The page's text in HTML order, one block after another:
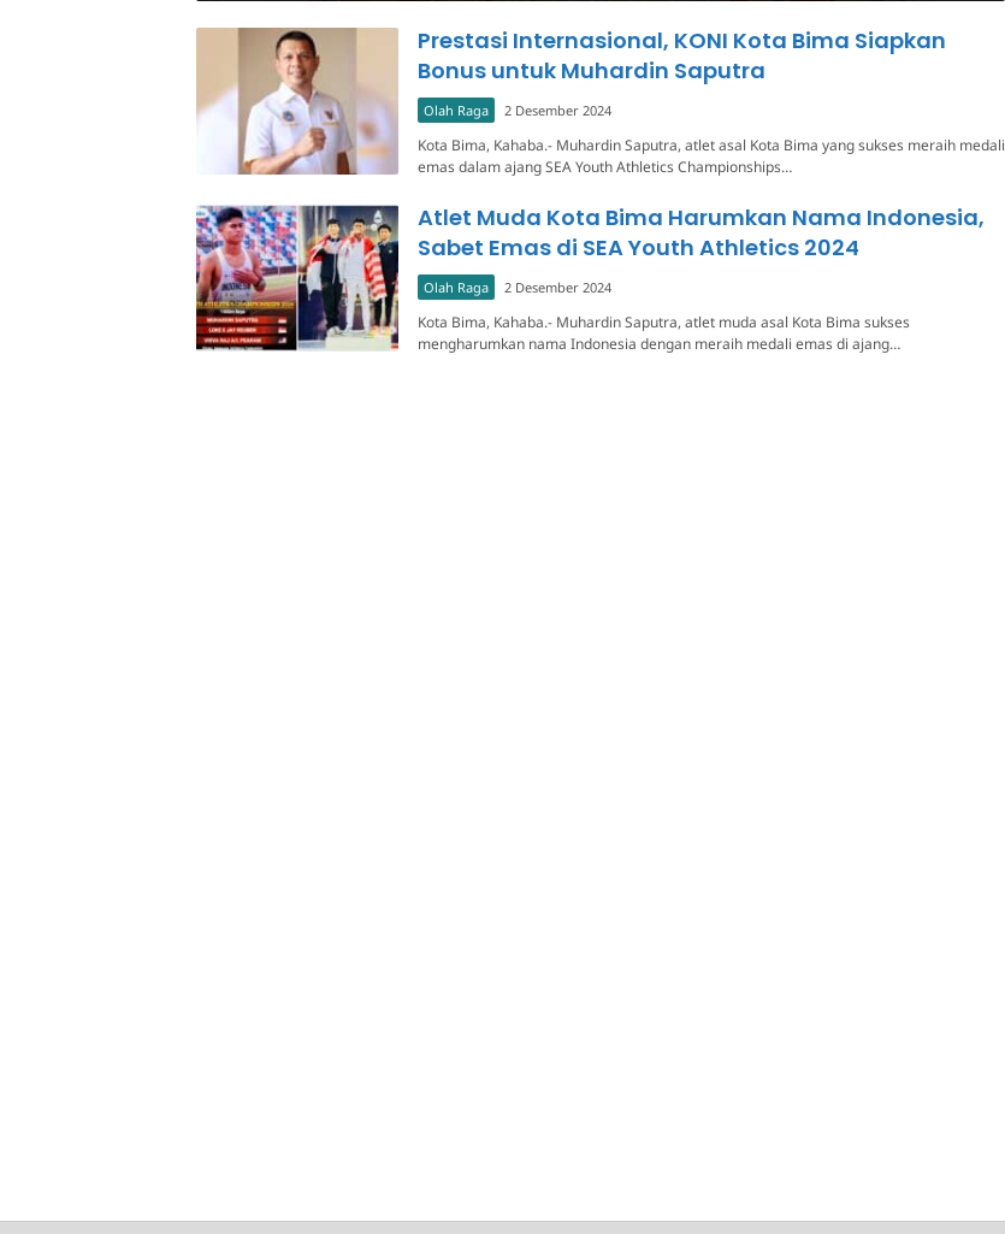
Prestasi Internasional, KONI Kota Bima Siapkan
Bonus untuk Muhardin Saputra
Olah Raga 2 Desember 2024
Kota Bima, Kahaba.- Muhardin Saputra, atlet asal Kota Bima yang sukses meraih medali
emas dalam ajang SEA Youth Athletics Championships…
Atlet Muda Kota Bima Harumkan Nama Indonesia,
Sabet Emas di SEA Youth Athletics 2024
Olah Raga 2 Desember 2024
Kota Bima, Kahaba.- Muhardin Saputra, atlet muda asal Kota Bima sukses
mengharumkan nama Indonesia dengan meraih medali emas di ajang…